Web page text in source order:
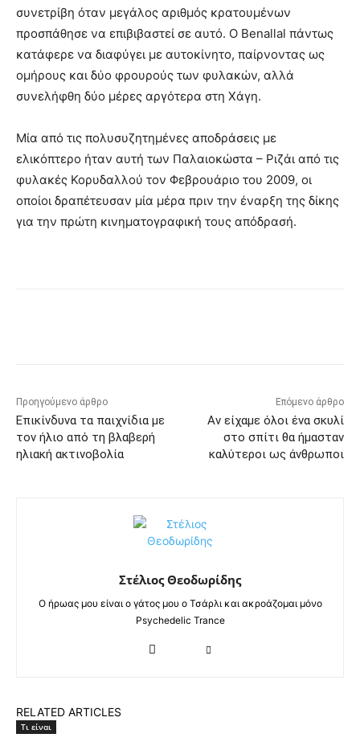
συνετρίβη όταν μεγάλος αριθμός κρατουμένων
προσπάθησε να επιβιβαστεί σε αυτό. Ο Benallal πάντως
κατάφερε να διαφύγει με αυτοκίνητο, παίρνοντας ως
ομήρους και δύο φρουρούς των φυλακών, αλλά
συνελήφθη δύο μέρες αργότερα στη Χάγη.
Μία από τις πολυσυζητημένες αποδράσεις με
ελικόπτερο ήταν αυτή των Παλαιοκώστα – Ριζάι από τις
φυλακές Κορυδαλλού τον Φεβρουάριο του 2009, οι
οποίοι δραπέτευσαν μία μέρα πριν την έναρξη της δίκης
για την πρώτη κινηματογραφική τους απόδρασή.
Προηγούμενο άρθρο
Επικίνδυνα τα παιχνίδια με
τον ήλιο από τη βλαβερή
ηλιακή ακτινοβολία
Επόμενο άρθρο
Αν είχαμε όλοι ένα σκυλί
στο σπίτι θα ήμασταν
καλύτεροι ως άνθρωποι
Στέλιος Θεοδωρίδης
Ο ήρωας μου είναι ο γάτος μου ο Τσάρλι και ακροάζομαι μόνο
Psychedelic Trance
RELATED ARTICLES
Τι είναι